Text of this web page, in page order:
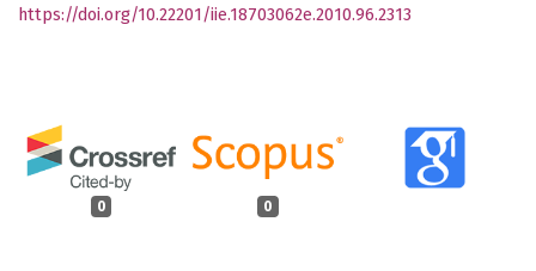
0 0
https://doi.org/10.22201/iie.18703062e.2010.96.2313